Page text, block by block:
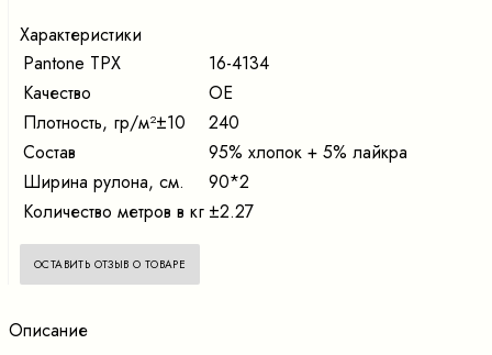
Характеристики
Pantone TPX
16-4134
Качество
ОЕ
Плотность, гр/м²±10
240
Состав
95% хлопок + 5% лайкра
Ширина рулона, см.
90*2
Количество метров в кг ±2.27
ОСТАВИТЬ ОТЗЫВ О ТОВАРЕ
Описание